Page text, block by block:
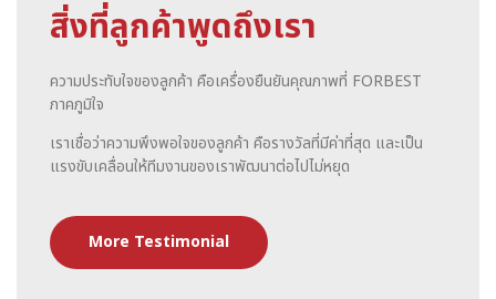
สิ่งที่ลูกค้าพูดถึงเรา
ความประทับใจของลูกค้า คือเครื่องยืนยันคุณภาพที่ FORBEST
ภาคภูมิใจ
เราเชื่อว่าความพึงพอใจของลูกค้า คือรางวัลที่มีค่าที่สุด และเป็น
แรงขับเคลื่อนให้ทีมงานของเราพัฒนาต่อไปไม่หยุด
More Testimonial